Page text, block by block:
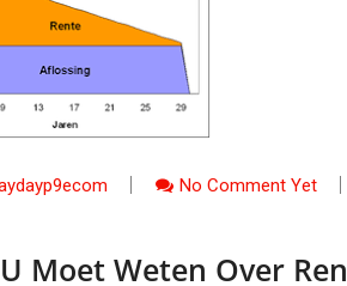
No Comment Yet
Moet Weten Over